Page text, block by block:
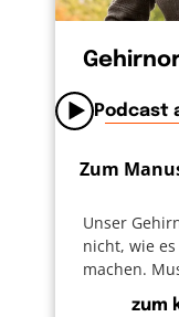
Podcast
Zum
Unser
nicht, wie
machen.
zum